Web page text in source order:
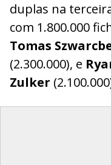
duplas na
com 1.800.000
Tomas
(2.300.000), e
Zulker